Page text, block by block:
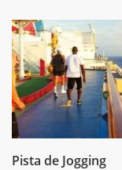
Pista de Jogging